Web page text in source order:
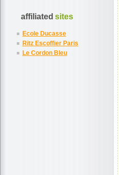
affiliated sites
Ecole Ducasse
Ritz Escoffier Paris
Le Cordon Bleu